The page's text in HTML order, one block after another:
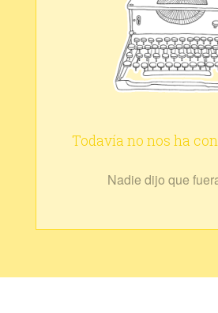
Todavía no nos ha
Nadie dijo que